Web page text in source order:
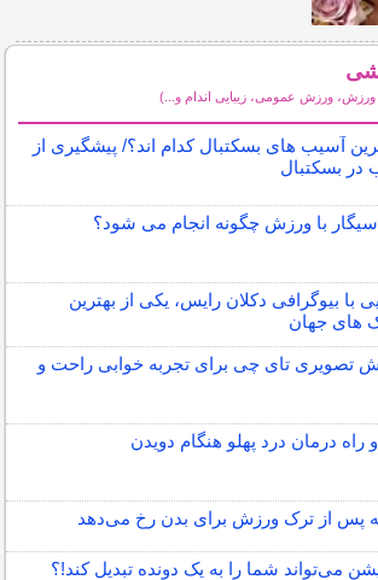
ورزش، ورزش عمومی، زیبایی اندام و...)
آسیب های بسکتبال کدام اند؟/ پیشگیری از
در بسکتبال
با ورزش چگونه انجام می شود؟
با بیوگرافی دکلان رایس، یکی از بهترین
های جهان
تصویری تای چی برای تجربه خوابی راحت و
راه درمان درد پهلو هنگام دویدن
پس از ترک ورزش برای بدن رخ می‌دهد
می‌تواند شما را به یک دونده تبدیل کند!؟